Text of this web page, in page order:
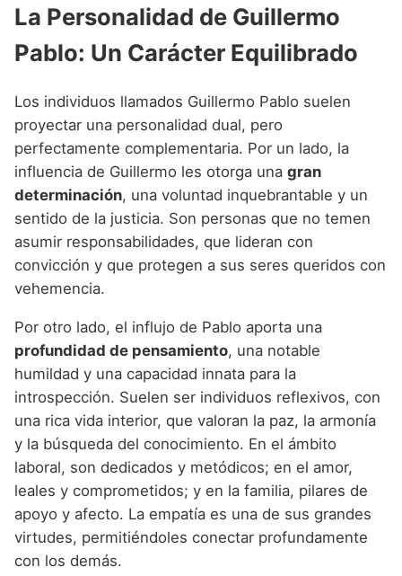
La Personalidad de Guillermo
Pablo: Un Carácter Equilibrado
Los individuos llamados Guillermo Pablo suelen
proyectar una personalidad dual, pero
perfectamente complementaria. Por un lado, la
influencia de Guillermo les otorga una gran
determinación, una voluntad inquebrantable y un
sentido de la justicia. Son personas que no temen
asumir responsabilidades, que lideran con
convicción y que protegen a sus seres queridos con
vehemencia.
Por otro lado, el influjo de Pablo aporta una
profundidad de pensamiento, una notable
humildad y una capacidad innata para la
introspección. Suelen ser individuos reflexivos, con
una rica vida interior, que valoran la paz, la armonía
y la búsqueda del conocimiento. En el ámbito
laboral, son dedicados y metódicos; en el amor,
leales y comprometidos; y en la familia, pilares de
apoyo y afecto. La empatía es una de sus grandes
virtudes, permitiéndoles conectar profundamente
con los demás.